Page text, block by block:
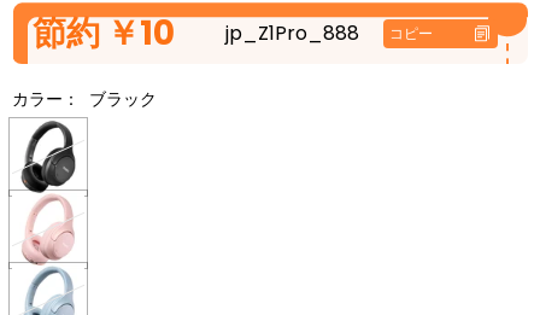
節約￥10 jp_Z1Pro_888 コピー
カラー： ブラック